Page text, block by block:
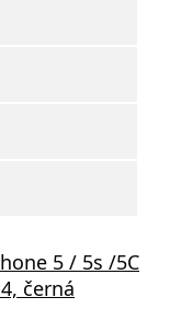
5 / 5s /5C
černá